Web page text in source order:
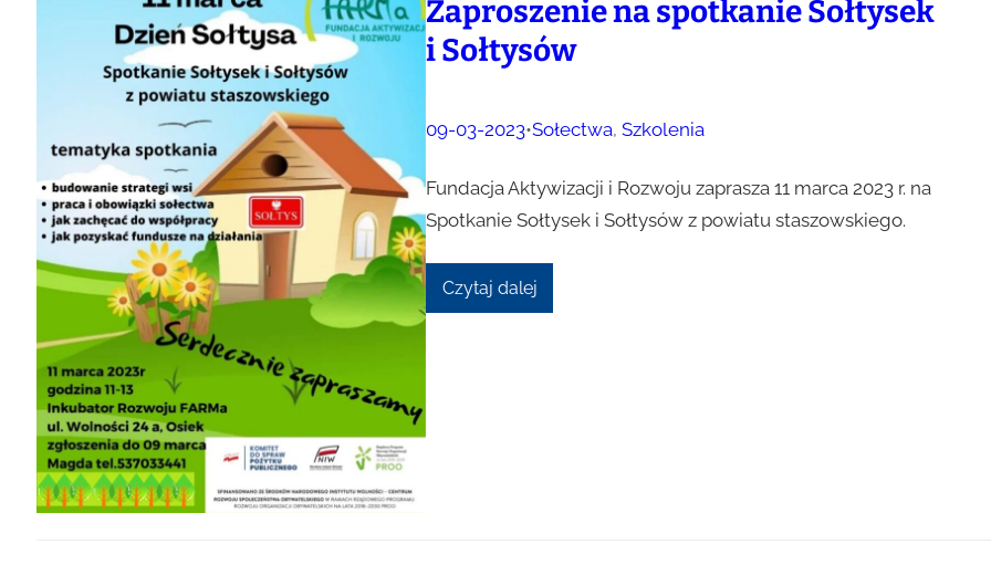
Zaproszenie na spotkanie Sołtysek
i Sołtysów
09-03-2023•Sołectwa, Szkolenia
Fundacja Aktywizacji i Rozwoju zaprasza 11 marca 2023 r. na
Spotkanie Sołtysek i Sołtysów z powiatu staszowskiego.
Czytaj dalej